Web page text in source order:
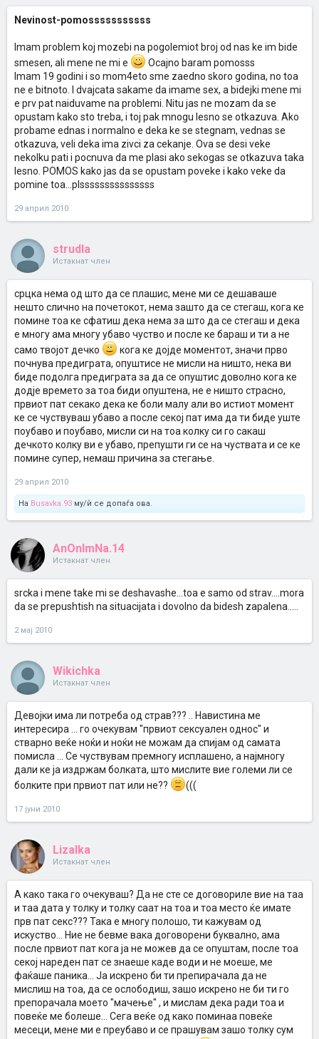
Nevinost-pomosssssssssss
Imam problem koj mozebi na pogolemiot broj od nas ke im bide
smesen, ali mene ne mi e
Ocajno baram pomosss
Imam 19 godini i so mom4eto sme zaedno skoro godina, no toa
ne e bitnoto. I dvajcata sakame da imame sex, a bidejki mene mi
e prv pat naiduvame na problemi. Nitu jas ne mozam da se
opustam kako sto treba, i toj pak mnogu lesno se otkazuva. Ako
probame ednas i normalno e deka ke se stegnam, vednas se
otkazuva, veli deka ima zivci za cekanje. Ova se desi veke
nekolku pati i pocnuva da me plasi ako sekogas se otkazuva taka
lesno. POMOS kako jas da se opustam poveke i kako veke da
pomine toa...plsssssssssssssss
29 април 2010
strudla
Истакнат член
срцка нема од што да се плашис, мене ми се дешаваше
нешто слично на почетокот, нема зашто да се стегаш, кога ке
помине тоа ке сфатиш дека нема за што да се стегаш и дека
е многу ама многу убаво чуство и после ке бараш и ти а не
само твојот дечко
кога ке дојде моментот, значи прво
почнува предиграта, опуштисе не мисли на ништо, нека ви
биде подолга предиграта за да се опуштис доволно кога ке
додје времето за тоа биди опуштена, не е ништо страсно,
првиот пат секако дека ке боли малу али во истиот момент
ке се чуствуваш убаво а после секој пат има да ти биде уште
поубаво и поубаво, мисли си на тоа колку си го сакаш
дечкото колку ви е убаво, препушти ги се на чуствата и се ке
помине супер, немаш причина за стегање.
29 април 2010
На Busavka.93 му/ѝ се допаѓа ова.
AnOnImNa.14
Истакнат член
srcka i mene take mi se deshavashe...toa e samo od strav....mora
da se prepushtish na situacijata i dovolno da bidesh zapalena.....
2 мај 2010
Wikichka
Истакнат член
Девојки има ли потреба од страв??? .. Навистина ме
интересира ... го очекувам "првиот сексуален однос" и
стварно веќе ноќи и ноќи не можам да спијам од самата
помисла ... Се чуствувам премногу исплашено, а најмногу
дали ке ја издржам болката, што мислите вие големи ли се
болките при првиот пат или не??
(((
17 јуни 2010
Lizalka
Истакнат член
А како така го очекуваш? Да не сте се договориле вие на таа
и таа дата у толку и толку саат на тоа и тоа место ќе имате
прв пат секс??? Така е многу полошо, ти кажувам од
искуство... Ние не бевме вака договорени буквално, ама
после првиот пат кога ја не можев да се опуштам, после тоа
секој нареден пат се знаеше каде води и не моеше, ме
фаќаше паника... Ја искрено би ти препирачала да не
мислиш на тоа, да се ослободиш, зашо искрено не би ти го
препорачала моето "мачење" , и мислам дека ради тоа и
повеќе ме болеше... Сега веќе од како поминаа повеќе
месеци, мене ми е преубаво и се прашувам зашо толку сум